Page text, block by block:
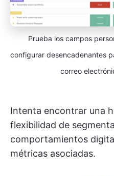
Prueba los campos
configurar desencadenantes
correo
Intenta encontrar una
flexibilidad de
comportamientos
métricas asociadas.